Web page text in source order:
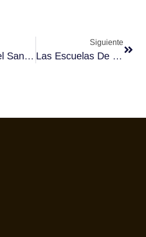
Juan Manuel Sanz, Campeón Barista De La Comunidad Valenciana
Siguiente
Las Escuelas De Hostelería De Cataluña Con Fórum Café